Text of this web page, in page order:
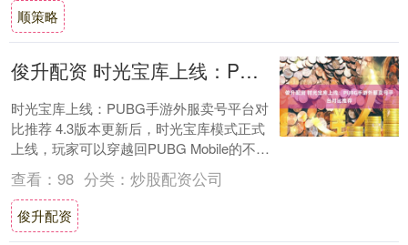
顺策略
俊升配资 时光宝库上线：PUBG手游外服卖号平台对比推荐
时光宝库上线：PUBG手游外服卖号平台对
比推荐 4.3版本更新后，时光宝库模式正式
上线，玩家可以穿越回PUBG Mobile的不同
时代，重温经典地图和机制。进化....
查看： 98 分类： 炒股配资公司
俊升配资